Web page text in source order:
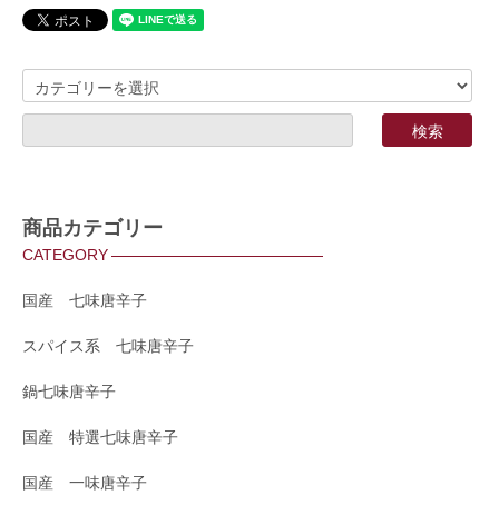
商品カテゴリー
CATEGORY
国産 七味唐辛子
スパイス系 七味唐辛子
鍋七味唐辛子
国産 特選七味唐辛子
国産 一味唐辛子